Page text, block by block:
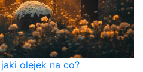
olejek na co?